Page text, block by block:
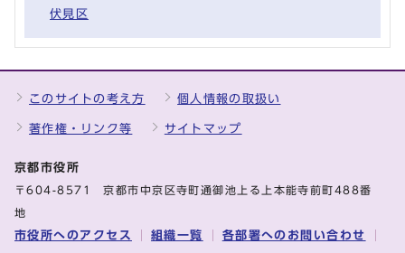
伏見区
このサイトの考え方 個人情報の取扱い
著作権・リンク等 サイトマップ
京都市役所
〒604-8571 京都市中京区寺町通御池上る上本能寺前町488番
地
市役所へのアクセス 組織一覧 各部署へのお問い合わせ